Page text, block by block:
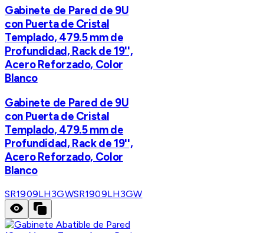
Gabinete de Pared de 9U
con Puerta de Cristal
Templado, 479.5 mm de
Profundidad, Rack de 19'',
Acero Reforzado, Color
Blanco
Gabinete de Pared de 9U
con Puerta de Cristal
Templado, 479.5 mm de
Profundidad, Rack de 19'',
Acero Reforzado, Color
Blanco
SR1909LH3GWSR1909LH3GW